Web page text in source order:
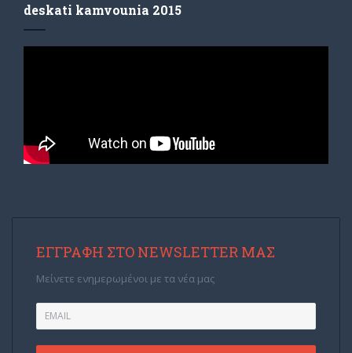
deskati kamvounia 2015
ΕΓΓΡΑΦΉ ΣΤΟ NEWSLETTER ΜΑΣ
Μείνετε ενημερωμένοι με τα νέα μας